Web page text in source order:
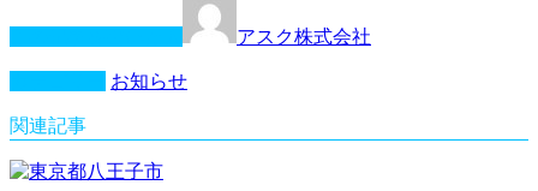
アスク株式会社
お知らせ
関連記事